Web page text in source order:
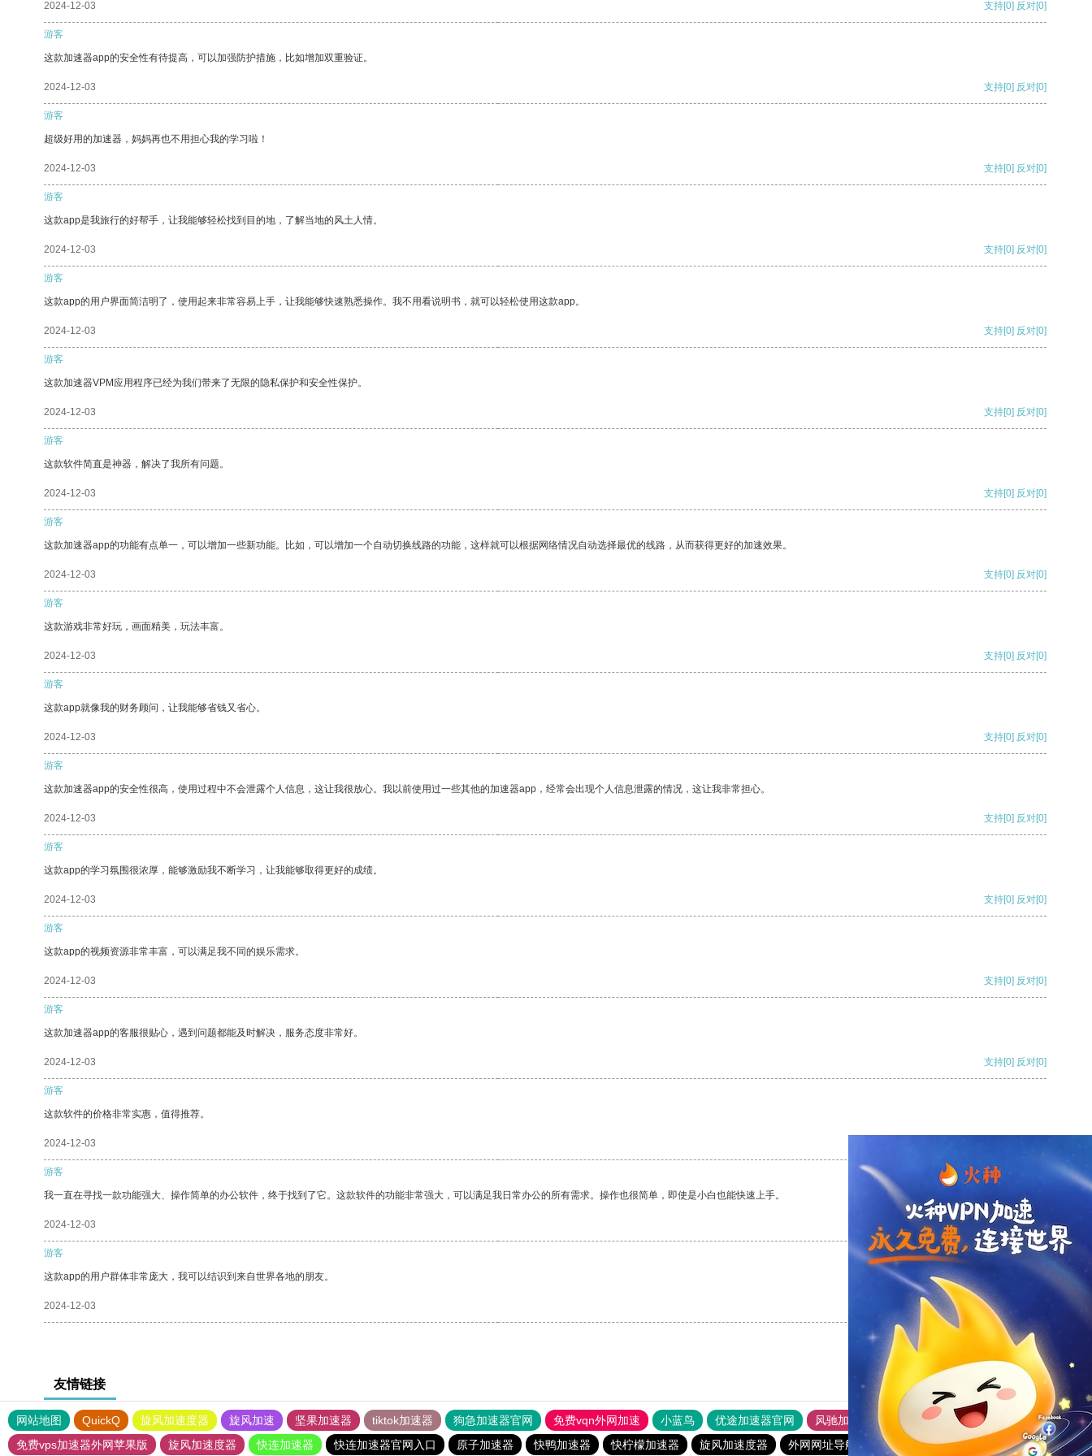
2024-12-03 支持[0] 反对[0]
游客
这款加速器app的安全性有待提高，可以加强防护措施，比如增加双重验证。
2024-12-03 支持[0] 反对[0]
游客
超级好用的加速器，妈妈再也不用担心我的学习啦！
2024-12-03 支持[0] 反对[0]
游客
这款app是我旅行的好帮手，让我能够轻松找到目的地，了解当地的风土人情。
2024-12-03 支持[0] 反对[0]
游客
这款app的用户界面简洁明了，使用起来非常容易上手，让我能够快速熟悉操作。我不用看说明书，就可以轻松使用这款app。
2024-12-03 支持[0] 反对[0]
游客
这款加速器VPM应用程序已经为我们带来了无限的隐私保护和安全性保护。
2024-12-03 支持[0] 反对[0]
游客
这款软件简直是神器，解决了我所有问题。
2024-12-03 支持[0] 反对[0]
游客
这款加速器app的功能有点单一，可以增加一些新功能。比如，可以增加一个自动切换线路的功能，这样就可以根据网络情况自动选择最优的线路，从而获得更好的加速效果。
2024-12-03 支持[0] 反对[0]
游客
这款游戏非常好玩，画面精美，玩法丰富。
2024-12-03 支持[0] 反对[0]
游客
这款app就像我的财务顾问，让我能够省钱又省心。
2024-12-03 支持[0] 反对[0]
游客
这款加速器app的安全性很高，使用过程中不会泄露个人信息，这让我很放心。我以前使用过一些其他的加速器app，经常会出现个人信息泄露的情况，这让我非常担心。
2024-12-03 支持[0] 反对[0]
游客
这款app的学习氛围很浓厚，能够激励我不断学习，让我能够取得更好的成绩。
2024-12-03 支持[0] 反对[0]
游客
这款app的视频资源非常丰富，可以满足我不同的娱乐需求。
2024-12-03 支持[0] 反对[0]
游客
这款加速器app的客服很贴心，遇到问题都能及时解决，服务态度非常好。
2024-12-03 支持[0] 反对[0]
游客
这款软件的价格非常实惠，值得推荐。
2024-12-03
游客
我一直在寻找一款功能强大、操作简单的办公软件，终于找到了它。这款软件的功能非常强大，可以满足我日常办公的所有需求。操作也很简单，即使是小白也能快速上手。
2024-12-03 支持 [0] 反对 [0]
游客
这款app的用户群体非常庞大，我可以结识到来自世界各地的朋友。
2024-12-03 支持
友情链接
网站地图 QuickQ 旋风加速度器 旋风加速 坚果加速器 tiktok加速器 狗急加速器官网 免费vqn外网加速 小蓝鸟 优途加速器官网 风驰加速器
旋风加速器
免费vps加速器外网苹果版
旋风加速度器 快连加速器 快连加速器官网入口 原子加速器 快鸭加速器 快柠檬加速器 旋风加速度器 外网网址导航 软件中心 雷霆加速 狂飙加速器